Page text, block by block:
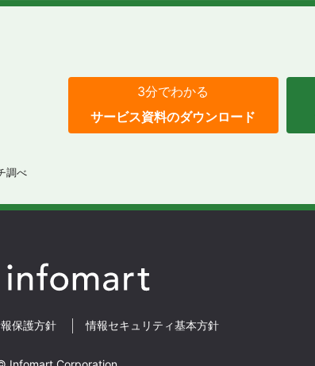
調べ
3分でわかる
サービス資料のダウンロード
保護方針 情報セキュリティ基本方針